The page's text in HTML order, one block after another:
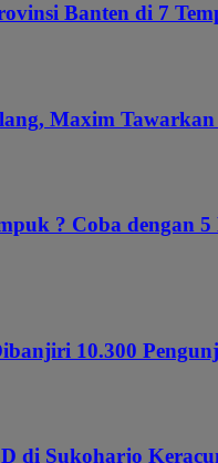
Banten di 7
Maxim
? Coba dengan
10.300
di Sukoharjo